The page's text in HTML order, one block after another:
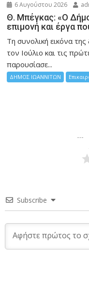
6 Αυγούστου 2026
Θ. Μπέγκας: «Ο
επιμονή και έργα
Τη συνολική εικόνα
τον Ιούλιο και τις
παρουσίασε...
ΔΗΜΟΣ ΙΩΑΝΝΙΤΩΝ
Subscribe